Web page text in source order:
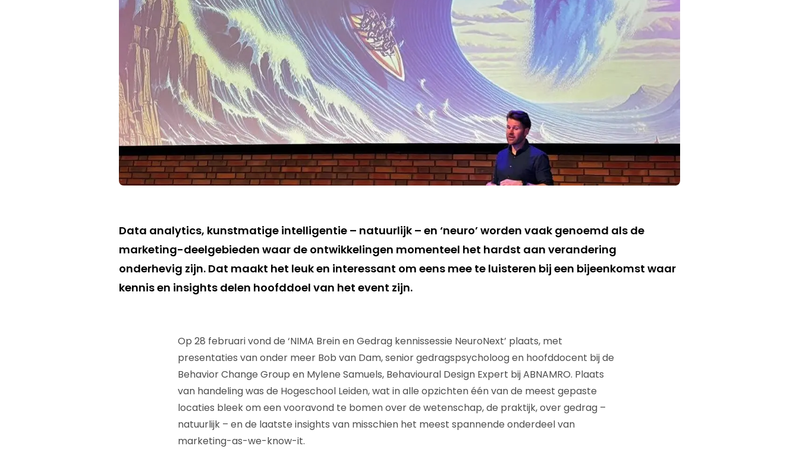
Data analytics, kunstmatige intelligentie – natuurlijk – en ‘neuro’ worden vaak genoemd als de
marketing-deelgebieden waar de ontwikkelingen momenteel het hardst aan verandering
onderhevig zijn. Dat maakt het leuk en interessant om eens mee te luisteren bij een bijeenkomst waar
kennis en insights delen hoofddoel van het event zijn.
Op 28 februari vond de ‘NIMA Brein en Gedrag kennissessie NeuroNext’ plaats, met
presentaties van onder meer Bob van Dam, senior gedragspsycholoog en hoofddocent bij de
Behavior Change Group en Mylene Samuels, Behavioural Design Expert bij ABNAMRO. Plaats
van handeling was de Hogeschool Leiden, wat in alle opzichten één van de meest gepaste
locaties bleek om een vooravond te bomen over de wetenschap, de praktijk, over gedrag –
natuurlijk – en de laatste insights van misschien het meest spannende onderdeel van
marketing-as-we-know-it.